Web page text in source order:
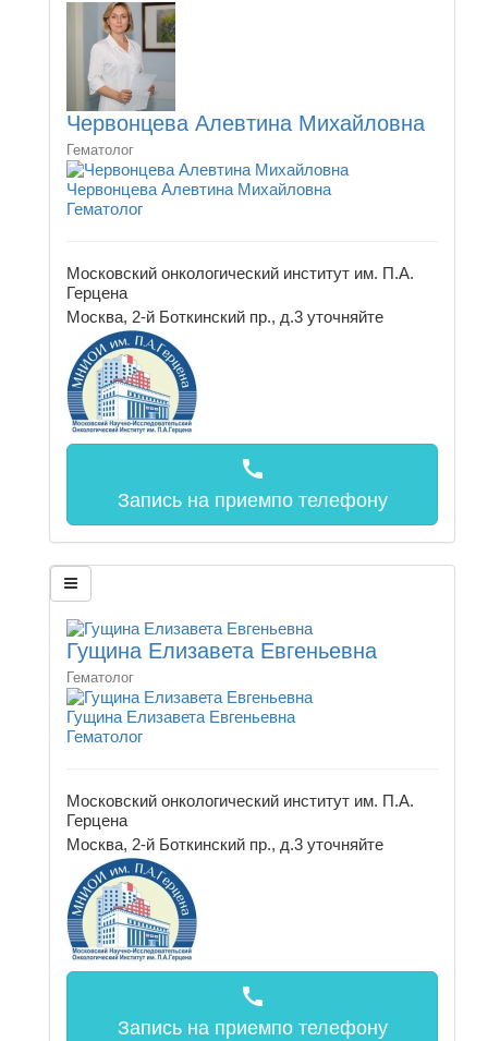
Червонцева Алевтина Михайловна
Гематолог
Червонцева Алевтина Михайловна
Гематолог
Московский онкологический институт им. П.А.
Герцена
Москва, 2-й Боткинский пр., д.3 уточняйте
call
Запись на приемпо телефону
Гущина Елизавета Евгеньевна
Гематолог
Гущина Елизавета Евгеньевна
Гематолог
Московский онкологический институт им. П.А.
Герцена
Москва, 2-й Боткинский пр., д.3 уточняйте
call
Запись на приемпо телефону